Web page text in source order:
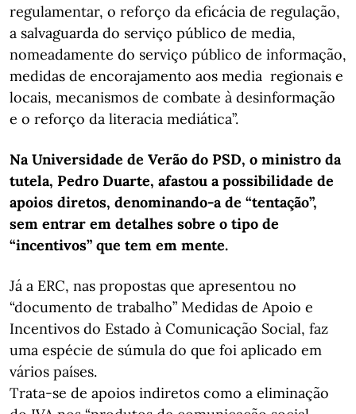
regulamentar, o reforço da eficácia de regulação,
a salvaguarda do serviço público de media,
nomeadamente do serviço público de informação,
medidas de encorajamento aos media regionais e
locais, mecanismos de combate à desinformação
e o reforço da literacia mediática”.
Na Universidade de Verão do PSD, o ministro da
tutela, Pedro Duarte, afastou a possibilidade de
apoios diretos, denominando-a de “tentação”,
sem entrar em detalhes sobre o tipo de
“incentivos” que tem em mente.
Já a ERC, nas propostas que apresentou no
“documento de trabalho” Medidas de Apoio e
Incentivos do Estado à Comunicação Social, faz
uma espécie de súmula do que foi aplicado em
vários países.
Trata-se de apoios indiretos como a eliminação